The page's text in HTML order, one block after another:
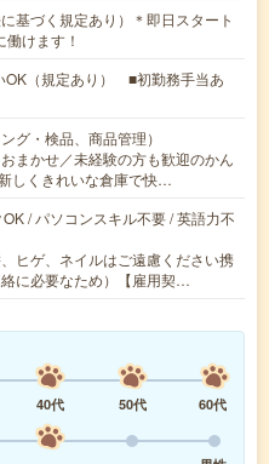
基づく規定あり）＊即日スタート
けます！
（規定あり） ■初勤務手当あ
グ・検品、商品管理）
まかせ／未経験の方も歓迎のかん
しくきれいな倉庫で快…
/ パソコンスキル不要 / 英語力不
ヒゲ、ネイルはご遠慮ください携
に必要なため）【雇用契…
40代 50代
60代